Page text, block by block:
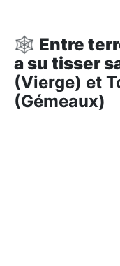
🕸️ Entre
a su tisser
(Vierge) et
(Gémeaux)